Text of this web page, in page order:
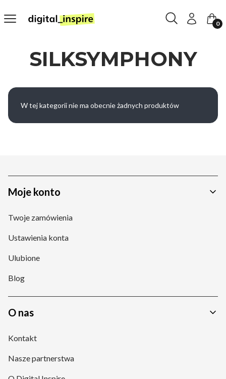
Menu Otwórz
Szukaj Zaloguj się
SILKSYMPHONY
Lista produktów
W tej kategorii nie ma obecnie żadnych produktów
Linki w stopce
Moje konto
Twoje zamówienia
Ustawienia konta
Ulubione
Blog
O nas
Kontakt
Nasze partnerstwa